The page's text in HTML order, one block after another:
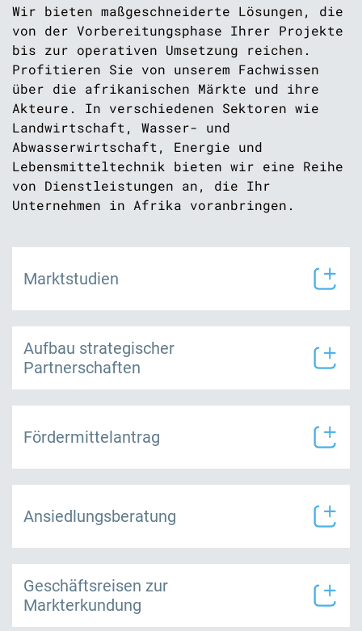
Wir bieten maßgeschneiderte Lösungen, die
von der Vorbereitungsphase Ihrer Projekte
bis zur operativen Umsetzung reichen.
Profitieren Sie von unserem Fachwissen
über die afrikanischen Märkte und ihre
Akteure. In verschiedenen Sektoren wie
Landwirtschaft, Wasser- und
Abwasserwirtschaft, Energie und
Lebensmitteltechnik bieten wir eine Reihe
von Dienstleistungen an, die Ihr
Unternehmen in Afrika voranbringen.
Marktstudien
Aufbau strategischer
Partnerschaften
Fördermittelantrag
Ansiedlungsberatung
Geschäftsreisen zur
Markterkundung